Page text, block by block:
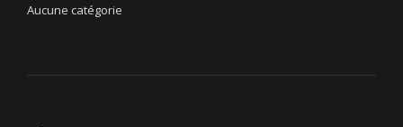
Aucune catégorie